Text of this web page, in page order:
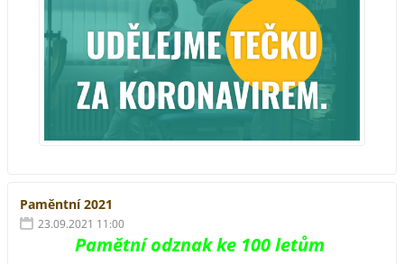
Paměntní 2021
23.09.2021 11:00
Pamětní odznak ke 100 letům